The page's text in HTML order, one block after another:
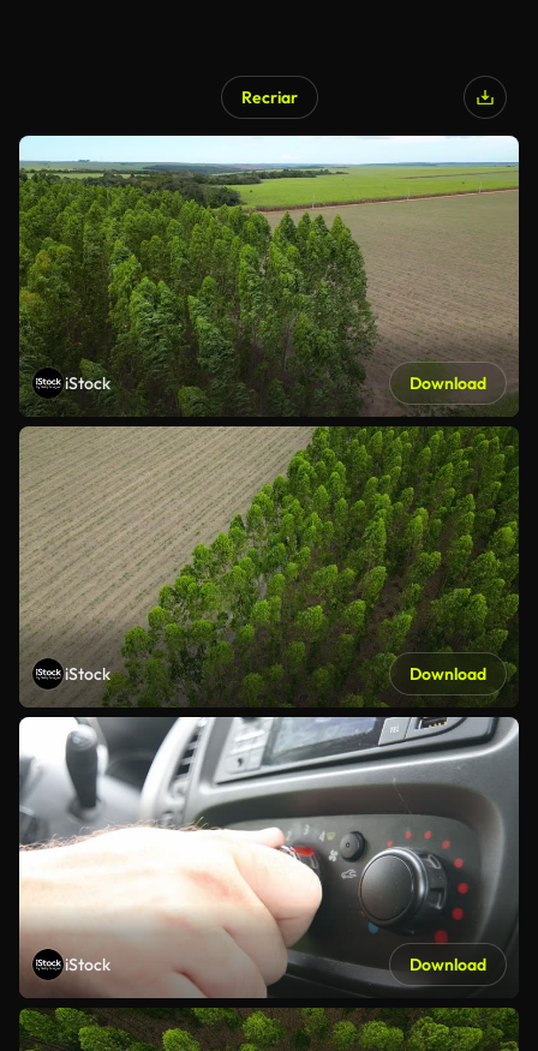
Recriar
iStock Download
iStock Download
iStock Download